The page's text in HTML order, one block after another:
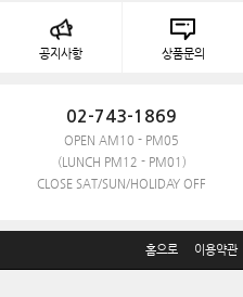
공지사항 상품문의
02-743-1869
OPEN AM10 - PM05
(LUNCH PM12 - PM01)
CLOSE SAT/SUN/HOLIDAY OFF
홈으로 이용약관